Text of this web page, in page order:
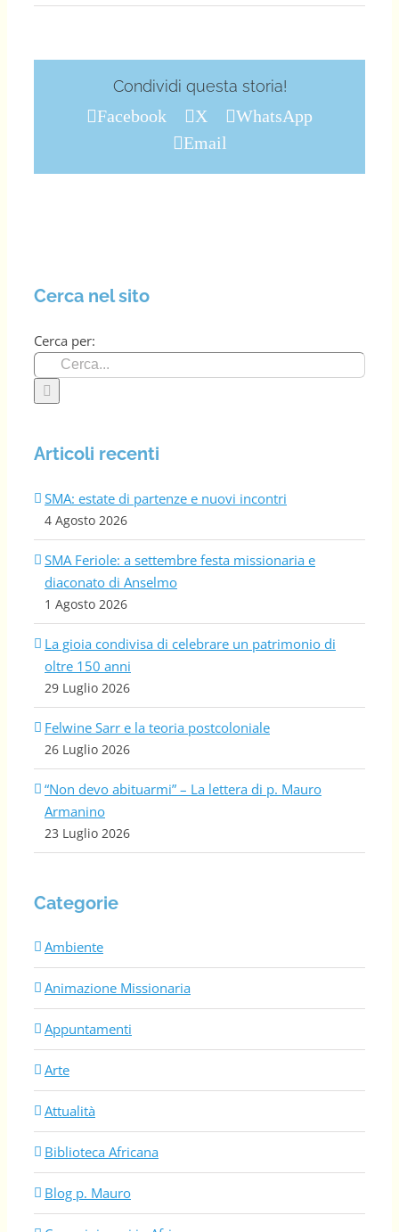
Condividi questa storia!
Facebook X
WhatsApp
Email
Cerca nel sito
Cerca per:
Articoli recenti
SMA: estate di partenze e nuovi incontri
4 Agosto 2026
SMA Feriole: a settembre festa missionaria e
diaconato di Anselmo
1 Agosto 2026
La gioia condivisa di celebrare un patrimonio di
oltre 150 anni
29 Luglio 2026
Felwine Sarr e la teoria postcoloniale
26 Luglio 2026
“Non devo abituarmi” – La lettera di p. Mauro
Armanino
23 Luglio 2026
Categorie
Ambiente
Animazione Missionaria
Appuntamenti
Arte
Attualità
Biblioteca Africana
Blog p. Mauro